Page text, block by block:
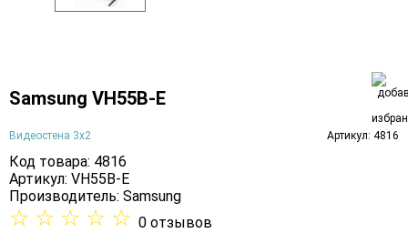
Samsung VH55B-E
Видеостена 3х2 Артикул: 4816
Код товара: 4816
Артикул: VH55B-E
Производитель: Samsung
☆ ☆ ☆ ☆ ☆ 0 отзывов